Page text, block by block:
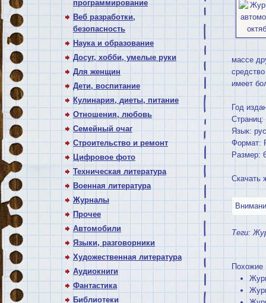
программирование
Веб разработки,
безопасность
Наука и образование
Досуг, хобби, умелые руки
Для женщин
Дети, воспитание
Кулинария, диеты, питание
Отношения, любовь
Семейный очаг
Строительство и ремонт
Цифровое фото
Техническая литература
Военная литература
Журналы
Прочее
Автомобили
Языки, разговорники
Художественная литература
Аудиокниги
Фантастика
Библиотеки
массе
имеет
Год
Страниц:
Язык:
Формат:
Размер:
Скачать
Теги:
Похожие